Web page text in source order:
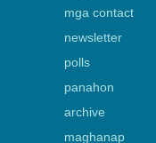
mga contact
newsletter
polls
panahon
archive
maghanap